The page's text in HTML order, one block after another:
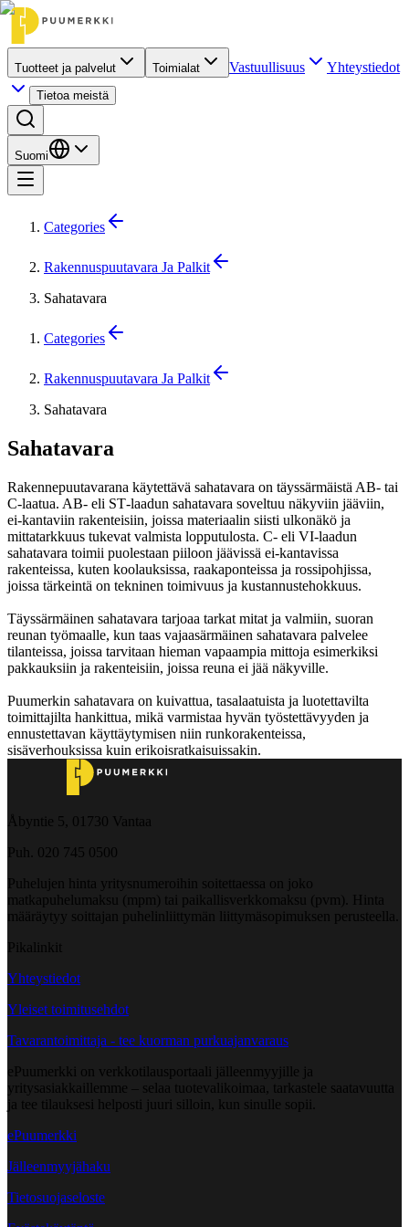
Tuotteet ja palvelut Toimialat Vastuullisuus Yhteystiedot
Tietoa meistä
Suomi
Categories
Rakennuspuutavara Ja Palkit
Sahatavara
Categories
Rakennuspuutavara Ja Palkit
Sahatavara
Sahatavara
Rakennepuutavarana käytettävä sahatavara on täyssärmäistä AB‑ tai
C‑laatua. AB‑ eli ST‑laadun sahatavara soveltuu näkyviin jääviin,
ei‑kantaviin rakenteisiin, joissa materiaalin siisti ulkonäkö ja
mittatarkkuus tukevat valmista lopputulosta. C‑ eli VI‑laadun
sahatavara toimii puolestaan piiloon jäävissä ei‑kantavissa
rakenteissa, kuten koolauksissa, raakaponteissa ja rossipohjissa,
joissa tärkeintä on tekninen toimivuus ja kustannustehokkuus.
Täyssärmäinen sahatavara tarjoaa tarkat mitat ja valmiin, suoran
reunan työmaalle, kun taas vajaasärmäinen sahatavara palvelee
tilanteissa, joissa tarvitaan hieman vapaampia mittoja esimerkiksi
pakkauksiin ja rakenteisiin, joissa reuna ei jää näkyville.
Puumerkin sahatavara on kuivattua, tasalaatuista ja luotettavilta
toimittajilta hankittua, mikä varmistaa hyvän työstettävyyden ja
ennustettavan käyttäytymisen niin runkorakenteissa,
sisäverhouksissa kuin erikoisratkaisuissakin.
Åbyntie 5, 01730 Vantaa
Puh. 020 745 0500
Puhelujen hinta yritysnumeroihin soitettaessa on joko
matkapuhelumaksu (mpm) tai paikallisverkkomaksu (pvm). Hinta
määräytyy soittajan puhelinliittymän liittymäsopimuksen perusteella.
Pikalinkit
Yhteystiedot
Yleiset toimitusehdot
Tavarantoimittaja - tee kuorman purkuajanvaraus
ePuumerkki on verkkotilausportaali jälleenmyyjille ja
yritysasiakkaillemme – selaa tuotevalikoimaa, tarkastele saatavuutta
ja tee tilauksesi helposti juuri silloin, kun sinulle sopii.
ePuumerkki
Jälleenmyyjähaku
Tietosuojaseloste